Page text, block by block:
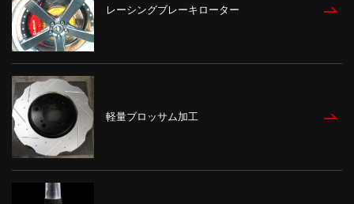
レーシングブレーキローター
軽量ブロッサム加工